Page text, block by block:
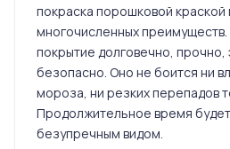
покраска порошковой краской
многочисленных
покрытие долговечно, прочно,
безопасно. Оно не боится ни
мороза, ни резких перепадов
Продолжительное время
безупречным видом.